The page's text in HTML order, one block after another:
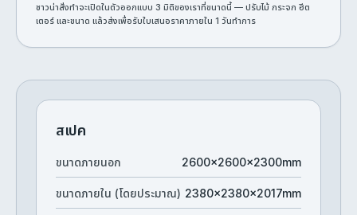
ซาวน่าสั่งทำจะเปิดในตัวออกแบบ 3 มิติของเราที่ขนาดนี้ — ปรับไม้ กระจก ฮีต
เตอร์ และขนาด แล้วส่งเพื่อรับใบเสนอราคาภายใน 1 วันทำการ
สเปค
ขนาดภายนอก 2600×2600×2300mm
ขนาดภายใน (โดยประมาณ) 2380×2380×2017mm